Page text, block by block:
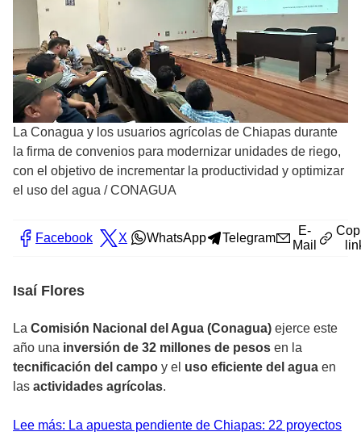
La Conagua y los usuarios agrícolas de Chiapas durante
la firma de convenios para modernizar unidades de riego,
con el objetivo de incrementar la productividad y optimizar
el uso del agua /CONAGUA
Facebook X WhatsApp Telegram
E-
Mail
Isaí Flores
La Comisión Nacional del Agua (Conagua) ejerce este
año una inversión de 32 millones de pesos en la
tecnificación del campo y el uso eficiente del agua en
las actividades agrícolas.
Lee más: La apuesta pendiente de Chiapas: 22 proyectos